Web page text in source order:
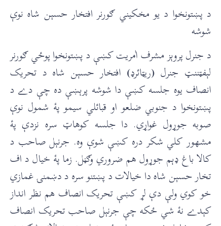
د پښتونخوا د يو مخکيني ګورنر افتخار حسېن شاه نوې
شوشه
د جنرل پروېز مشرف اٰمريت کښې د پښتونخوا پوځي ګورنر
لېفټننټ جنرل (ريټائرډ)افتخار حسېن شاه د تحريک
انصاف يوه جلسه کښې دا شوشه پرېښې ده چې دے د
پښتونخوا د جنوبي ضلعو او قبائلي سيمو پۀ شمول نوې
صوبه جوړول غواړي. دا جلسه کوهاټ سره نزدې پۀ
مشهور کلي شکر دره کښې شوې وه. جرنېل صاحب د
کالا باغ ډېم جوړول هم ضروري وګڼل. زما پۀ خيال د اف
تخار حسېن شاه دا خيالات د پښتنو سره د دښمنۍ غمازي
خو کوي ولې دې لړ کښې تحريک انصاف هم نظر انداز
کېدے نۀ شي ځکه چې جرنېل صاحب تحريک انصاف